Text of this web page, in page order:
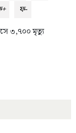
ফ-